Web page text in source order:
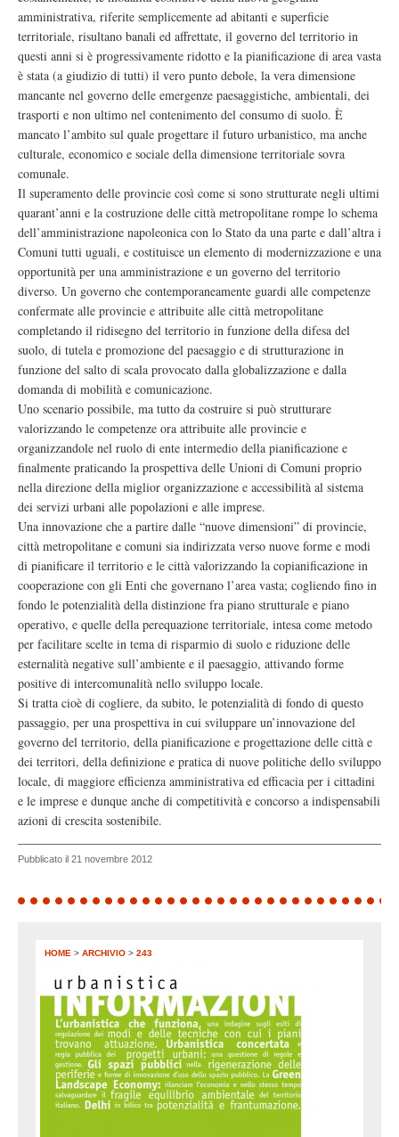
amministrativa, riferite semplicemente ad abitanti e superficie
territoriale, risultano banali ed affrettate, il governo del territorio in
questi anni si è progressivamente ridotto e la pianificazione di area vasta
è stata (a giudizio di tutti) il vero punto debole, la vera dimensione
mancante nel governo delle emergenze paesaggistiche, ambientali, dei
trasporti e non ultimo nel contenimento del consumo di suolo. È
mancato l’ambito sul quale progettare il futuro urbanistico, ma anche
culturale, economico e sociale della dimensione territoriale sovra
comunale.
Il superamento delle provincie così come si sono strutturate negli ultimi
quarant’anni e la costruzione delle città metropolitane rompe lo schema
dell’amministrazione napoleonica con lo Stato da una parte e dall’altra i
Comuni tutti uguali, e costituisce un elemento di modernizzazione e una
opportunità per una amministrazione e un governo del territorio
diverso. Un governo che contemporaneamente guardi alle competenze
confermate alle provincie e attribuite alle città metropolitane
completando il ridisegno del territorio in funzione della difesa del
suolo, di tutela e promozione del paesaggio e di strutturazione in
funzione del salto di scala provocato dalla globalizzazione e dalla
domanda di mobilità e comunicazione.
Uno scenario possibile, ma tutto da costruire si può strutturare
valorizzando le competenze ora attribuite alle provincie e
organizzandole nel ruolo di ente intermedio della pianificazione e
finalmente praticando la prospettiva delle Unioni di Comuni proprio
nella direzione della miglior organizzazione e accessibilità al sistema
dei servizi urbani alle popolazioni e alle imprese.
Una innovazione che a partire dalle “nuove dimensioni” di provincie,
città metropolitane e comuni sia indirizzata verso nuove forme e modi
di pianificare il territorio e le città valorizzando la copianificazione in
cooperazione con gli Enti che governano l’area vasta; cogliendo fino in
fondo le potenzialità della distinzione fra piano strutturale e piano
operativo, e quelle della perequazione territoriale, intesa come metodo
per facilitare scelte in tema di risparmio di suolo e riduzione delle
esternalità negative sull’ambiente e il paesaggio, attivando forme
positive di intercomunalità nello sviluppo locale.
Si tratta cioè di cogliere, da subito, le potenzialità di fondo di questo
passaggio, per una prospettiva in cui sviluppare un’innovazione del
governo del territorio, della pianificazione e progettazione delle città e
dei territori, della definizione e pratica di nuove politiche dello sviluppo
locale, di maggiore efficienza amministrativa ed efficacia per i cittadini
e le imprese e dunque anche di competitività e concorso a indispensabili
azioni di crescita sostenibile.
Pubblicato il 21 novembre 2012
HOME > ARCHIVIO > 243